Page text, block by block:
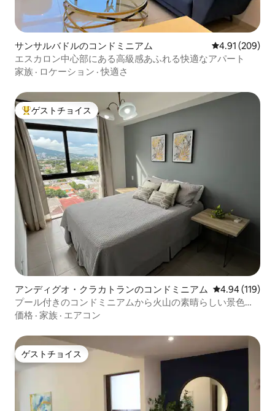
サンサルバドルのコンドミニアム レビュー209
4.91 (209)
エスカロン中心部にある高級感あふれる快適なアパート
家族 · ロケーション ·快適さ
大好評のゲストチョイスです。
ゲストチョイス
アンディグオ・クラカトランのコンドミニアム レビュー119
4.94 (119)
プール付きのコンドミニアムから火山の素晴らしい景色を
眺めることができます
価格 · 家族 · エアコン
ゲストチョイス
ゲストチョイス